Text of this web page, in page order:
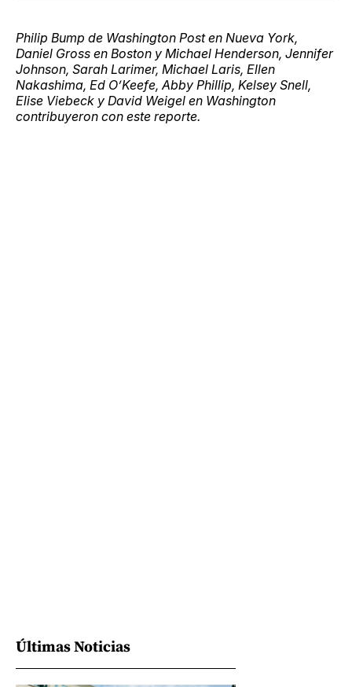
Philip Bump de Washington Post en Nueva York,
Daniel Gross en Boston y Michael Henderson, Jennifer
Johnson, Sarah Larimer, Michael Laris, Ellen
Nakashima, Ed O’Keefe, Abby Phillip, Kelsey Snell,
Elise Viebeck y David Weigel en Washington
contribuyeron con este reporte.
Últimas Noticias